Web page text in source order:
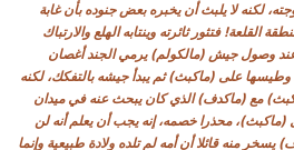
لكنه لا يلبث أن يخبره بعض جنوده بأن غابة
القلعة! فتثور ثائرته وينتابه الهلع والارتباك
وصول جيش (مالكولم) يرمي الجند أغصان
على (ماكبث) ثم يبدأ جيشه بالتفكك، لكنه
مع (ماكدف) الذي كان يبحث عنه في ميدان
(ماكبث)، محذرا خصمه، إنه يجب أن يعلم أنه لن
منه قائلا أن أمه لم تلده ولادة طبيعية وإنما